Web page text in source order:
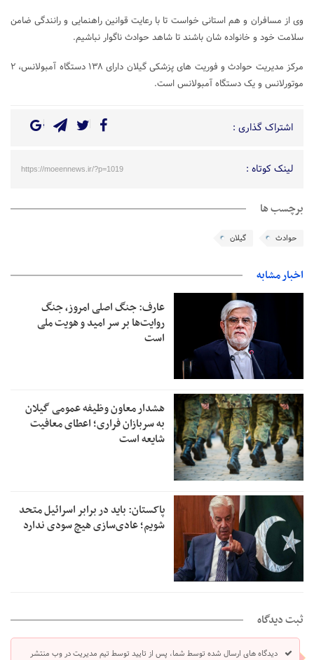
وی از مسافران و هم استانی خواست تا با رعایت قوانین راهنمایی و رانندگی ضامن
سلامت خود و خانواده شان باشند تا شاهد حوادث ناگوار نباشیم.
مرکز مدیریت حوادث و فوریت های پزشکی گیلان دارای ١٣٨ دستگاه آمبولانس، ٢
موتورلانس و یک دستگاه آمبولانس است.
اشتراک گذاری :
لینک کوتاه : https://moeennews.ir/?p=1019
برچسب ها
حوادث گیلان
اخبار مشابه
عارف: جنگ اصلی امروز، جنگ
روایت‌ها بر سر امید و هویت ملی
است
هشدار معاون وظیفه عمومی گیلان
به سربازان فراری؛ اعطای معافیت
شایعه است
پاکستان: باید در برابر اسرائیل متحد
شویم؛ عادی‌سازی هیچ سودی ندارد
ثبت دیدگاه
دیدگاه های ارسال شده توسط شما، پس از تایید توسط تیم مدیریت در وب منتشر